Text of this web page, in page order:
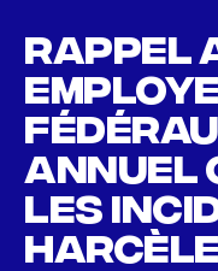
Rappel
annuel
les